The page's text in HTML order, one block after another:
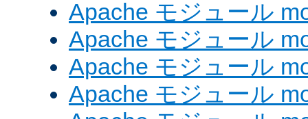
Apache モジュール
Apache モジュール
Apache モジュール
Apache モジュール